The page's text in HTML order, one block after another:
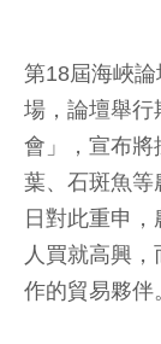
第18屆海峽
場，論壇舉行
會」，宣布將
葉、石斑魚等
日對此重申
人買就高興
作的貿易夥伴